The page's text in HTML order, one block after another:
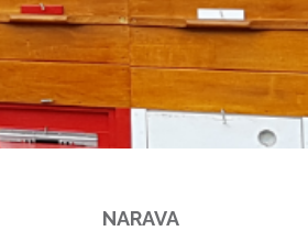
NARAVA